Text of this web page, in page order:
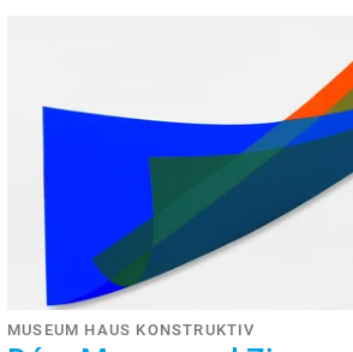
MUSEUM HAUS KONSTRUKTIV